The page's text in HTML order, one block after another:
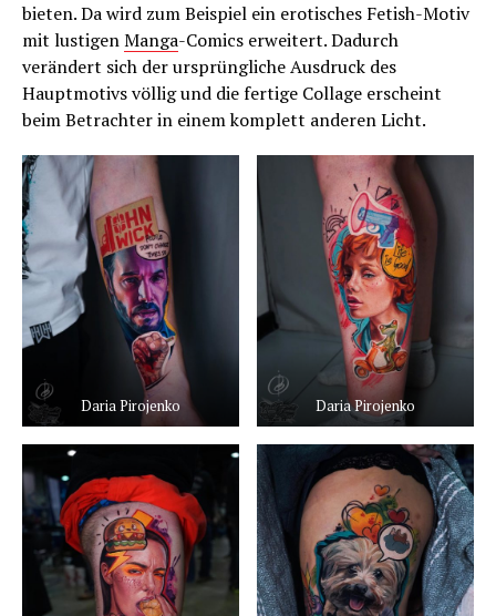
bieten. Da wird zum Beispiel ein erotisches Fetish-Motiv
mit lustigenManga-Comics erweitert. Dadurch
verändert sich der ursprüngliche Ausdruck des
Hauptmotivs völlig und die fertige Collage erscheint
beim Betrachter in einem komplett anderen Licht.
Daria Pirojenko Daria Pirojenko